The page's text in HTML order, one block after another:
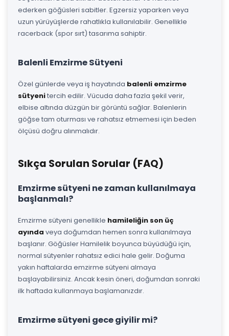
ederken göğüsleri sabitler. Egzersiz yaparken veya
uzun yürüyüşlerde rahatlıkla kullanılabilir. Genellikle
racerback (spor sırt) tasarıma sahiptir.
Balenli Emzirme Sütyeni
Özel günlerde veya iş hayatında balenli emzirme
sütyenitercih edilir. Vücuda daha fazla şekil verir,
elbise altında düzgün bir görüntü sağlar. Balenlerin
göğse tam oturması ve rahatsız etmemesi için beden
ölçüsü doğru alınmalıdır.
Sıkça Sorulan Sorular (FAQ)
Emzirme sütyeni ne zaman kullanılmaya
başlanmalı?
Emzirme sütyeni genellikle hamileliğin son üç
ayında veya doğumdan hemen sonra kullanılmaya
başlanır. Göğüsler Hamilelik boyunca büyüdüğü için,
normal sütyenler rahatsız edici hale gelir. Doğuma
yakın haftalarda emzirme sütyeni almaya
başlayabilirsiniz. Ancak kesin öneri, doğumdan sonraki
ilk haftada kullanmaya başlamanızdır.
Emzirme sütyeni gece giyilir mi?